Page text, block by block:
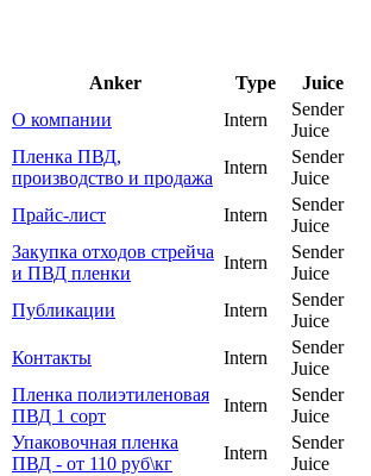
Anker Type
Juice
О компании
Intern
Sender
Juice
Пленка ПВД,
производство и продажа
Intern
Sender
Juice
Прайс-лист
Intern
Sender
Juice
Закупка отходов стрейча
и ПВД пленки
Intern
Sender
Juice
Публикации
Intern
Sender
Juice
Контакты
Intern
Sender
Juice
Пленка полиэтиленовая
ПВД 1 сорт
Intern
Sender
Juice
Упаковочная пленка
ПВД - от 110 руб\кг
Intern
Sender
Juice